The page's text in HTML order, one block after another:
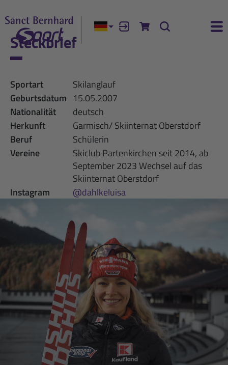
Aktuelle Sprache:
AnmeldenZum Warenkorb
Suche
Steckbrief
Sportart
Skilanglauf
Geburtsdatum 15.05.2007
Nationalität
deutsch
Herkunft
Garmisch/ Skiinternat Oberstdorf
Beruf
Schülerin
Vereine
Skiclub Partenkirchen seit 2014, ab
September 2023 Wechsel auf das
Skiinternat Oberstdorf
Instagram
@dahlkeluisa